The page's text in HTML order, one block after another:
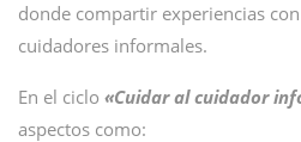
donde compartir experiencias
cuidadores informales.
En el ciclo «Cuidar al cuidador
aspectos como: